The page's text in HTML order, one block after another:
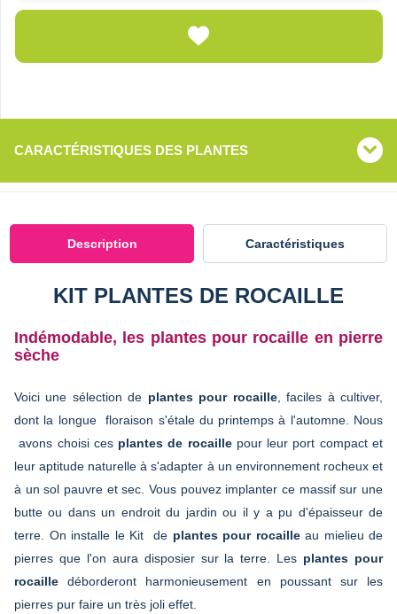
CARACTÉRISTIQUES DES PLANTES
Description Caractéristiques
KIT PLANTES DE ROCAILLE
Indémodable, les plantes pour rocaille en pierre
sèche
Voici une sélection de plantes pour rocaille, faciles à cultiver,
dont la longue floraison s'étale du printemps à l'automne. Nous
avons choisi cesplantes de rocaillepour leur port compact et
leur aptitude naturelle à s'adapter à un environnement rocheux et
à un sol pauvre et sec. Vous pouvez implanter ce massif sur une
butte ou dans un endroit du jardin ou il y a pu d'épaisseur de
terre. On installe le Kit de plantes pour rocailleau mielieu de
pierres que l'on aura disposier sur la terre. Les plantes pour
rocaille déborderont harmonieusement en poussant sur les
pierres pur faire un très joli effet.